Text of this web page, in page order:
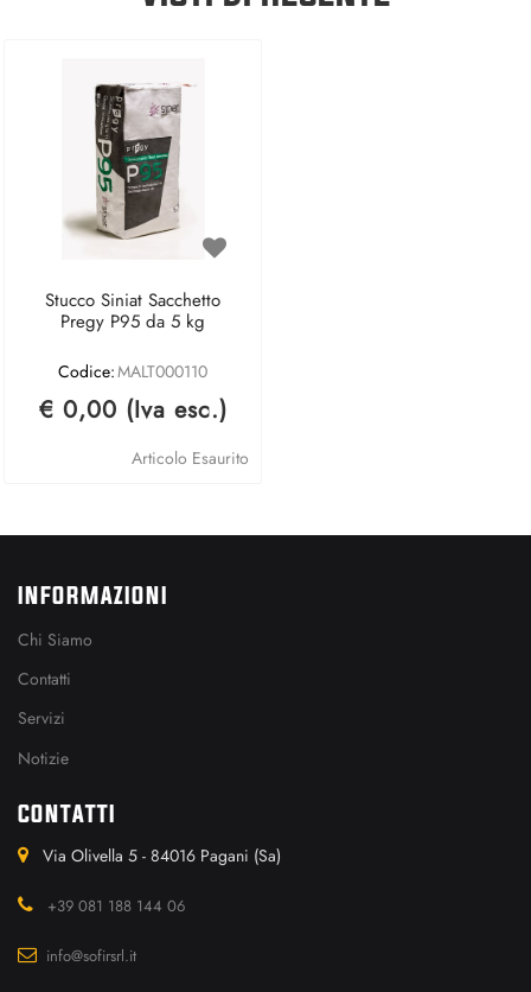
Stucco Siniat Sacchetto
Pregy P95 da 5 kg
Codice:MALT000110
€ 0,00 (Iva esc.)
Articolo Esaurito
INFORMAZIONI
Chi Siamo
Contatti
Servizi
Notizie
CONTATTI
Via Olivella 5 - 84016 Pagani (Sa)
+39 081 188 144 06
info@sofirsrl.it